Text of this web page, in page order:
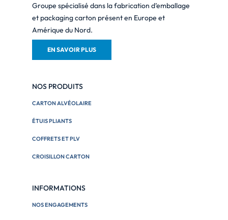
Groupe spécialisé dans la fabrication d’emballage
et packaging carton présent en Europe et
Amérique du Nord.
EN SAVOIR PLUS
NOS PRODUITS
CARTON ALVÉOLAIRE
ÉTUIS PLIANTS
COFFRETS ET PLV
CROISILLON CARTON
INFORMATIONS
NOS ENGAGEMENTS